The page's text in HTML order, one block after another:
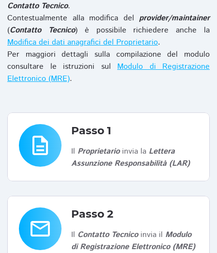
Contatto Tecnico.
Contestualmente alla modifica del provider/maintainer
(Contatto Tecnico) è possibile richiedere anche la
Modifica dei dati anagrafici del Proprietario.
Per maggiori dettagli sulla compilazione del modulo
consultare le istruzioni sul Modulo di Registrazione
Elettronico (MRE).
description
Passo 1
Il Proprietarioinvia la Lettera
Assunzione Responsabilità (LAR)
email
Passo 2
Il Contatto Tecnicoinvia il Modulo
di Registrazione Elettronico (MRE)